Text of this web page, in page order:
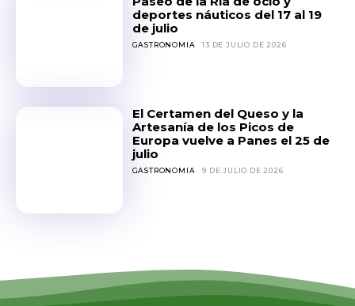
deportes náuticos del 17 al 19
de julio
GASTRONOMIA 13 DE JULIO DE 2026
El Certamen del Queso y la
Artesanía de los Picos de
Europa vuelve a Panes el 25 de
julio
GASTRONOMIA 9 DE JULIO DE 2026